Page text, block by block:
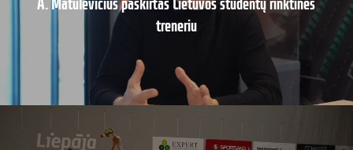
treneriu